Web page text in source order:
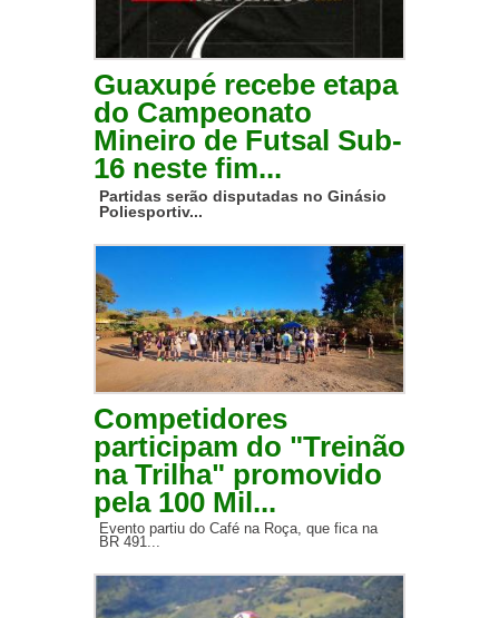
Guaxupé recebe etapa
do Campeonato
Mineiro de Futsal Sub-
16 neste fim...
Partidas serão disputadas no Ginásio
Poliesportiv...
Competidores
participam do "Treinão
na Trilha" promovido
pela 100 Mil...
Evento partiu do Café na Roça, que fica na
BR 491...